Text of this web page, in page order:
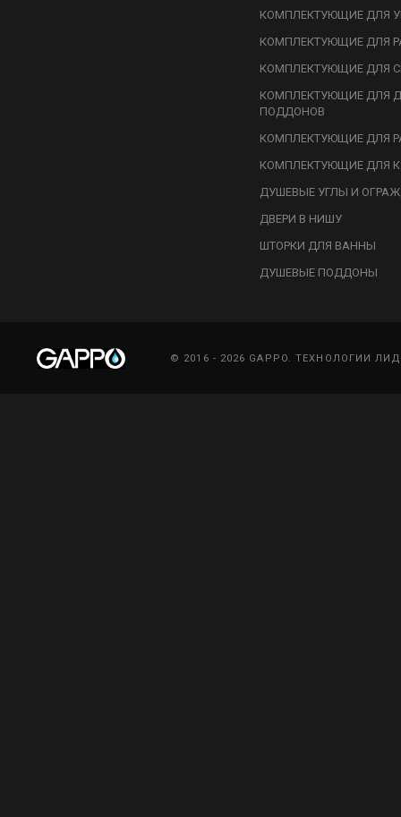
КОМПЛЕКТУЮЩИЕ ДЛЯ
КОМПЛЕКТУЮЩИЕ ДЛЯ
КОМПЛЕКТУЮЩИЕ ДЛЯ
КОМПЛЕКТУЮЩИЕ ДЛЯ
ПОДДОНОВ
КОМПЛЕКТУЮЩИЕ ДЛЯ
КОМПЛЕКТУЮЩИЕ ДЛЯ
ДУШЕВЫЕ УГЛЫ И
ДВЕРИ В НИШУ
ШТОРКИ ДЛЯ ВАННЫ
ДУШЕВЫЕ ПОДДОНЫ
© 2016 - 2026 GAPPO. ТЕХНОЛОГИИ